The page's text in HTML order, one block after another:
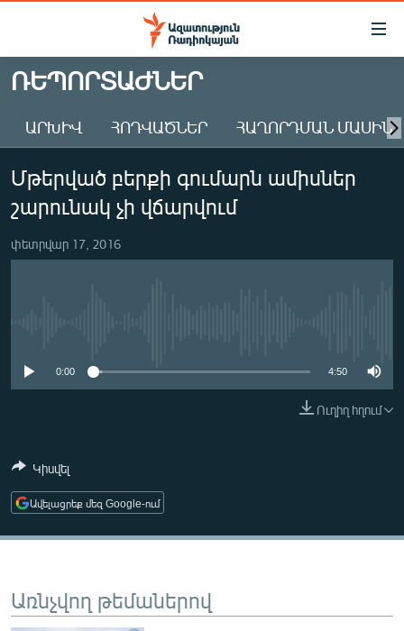
Մատչելիության
Անցնել
հիմնական
Անցնել
հիմնական
մենյուին
ԱԶԱՏՈՒԹՅՈՒՆ TV
ՀԱՅԱՍՏԱՆ
ԸՆՏՐՈՒԹՅՈՒՆՆԵՐ 2026
ԻՐԱՎՈՒՆՔ
ՀԱՍԱՐԱԿՈՒԹՅՈՒՆ
ՏԱՐԱԾԱՇՐՋԱՆ
ՄԵԿՆԱԲԱՆՈՒԹՅՈՒՆ
ԱՐԽԻՎ
ՌԵՊՈՐՏԱԺՆԵՐ
ԱՐԽԻՎ ՀՈԴՎԱԾՆԵՐ ՀԱՂՈՐԴՄԱՆ ՄԱՍԻՆ
Մթերված բերքի գումարն ամիսներ
շարունակ չի վճարվում
փետրվար 17, 2016
0:00 4:50
Ուղիղ հղում
Կիսվել
Ավելացրեք մեզ Google-ում
Առնչվող թեմաներով